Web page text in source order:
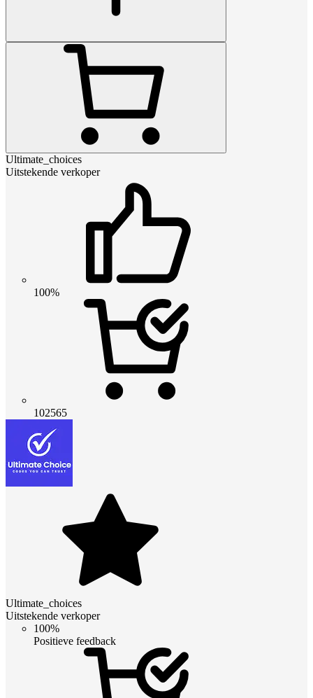
Ultimate_choices
Uitstekende verkoper
100%
102565
Ultimate_choices
Uitstekende verkoper
100%
Positieve feedback